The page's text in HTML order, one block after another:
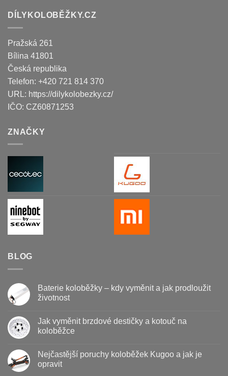
DÍLYKOLOBĚŽKY.CZ
Pražská 261
Bílina 41801
Česká republika
Telefon: +420 721 814 370
URL: https://dilykolobezky.cz/
IČO: CZ60871253
ZNAČKY
BLOG
Baterie koloběžky – kdy vyměnit a jak prodloužit
životnost
textu
s
koloběžky
kdy
Jak vyměnit brzdové destičky a kotouč na
koloběžce
u
textu
s
Nejčastější poruchy koloběžek Kugoo a jak je
opravit